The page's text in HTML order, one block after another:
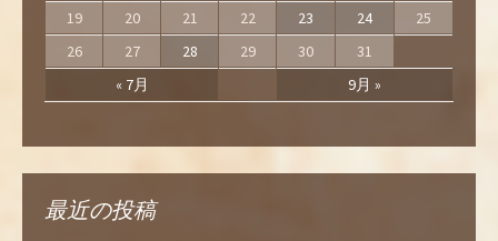
« 7月 9月 »
19
20 21 22 23 24
25
26
27 28 29 30 31
最近の投稿